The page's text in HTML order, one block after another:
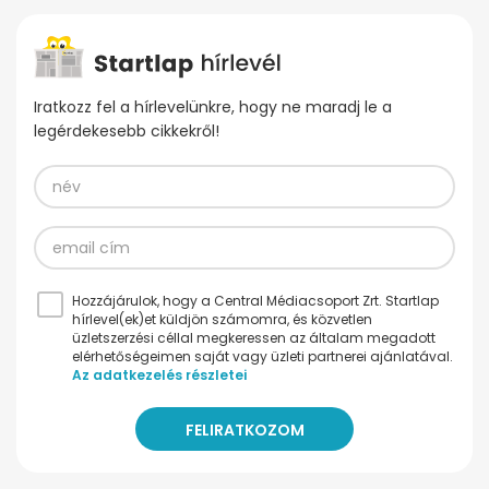
Iratkozz fel a hírlevelünkre, hogy ne maradj le a
legérdekesebb cikkekről!
Hozzájárulok, hogy a Central Médiacsoport Zrt. Startlap
hírlevel(ek)et küldjön számomra, és közvetlen
üzletszerzési céllal megkeressen az általam megadott
elérhetőségeimen saját vagy üzleti partnerei ajánlatával.
Az adatkezelés részletei